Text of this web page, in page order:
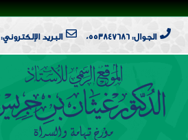
الجوال: 0553847686 البريد الإلكتروني: ghithanjris@gmail.com